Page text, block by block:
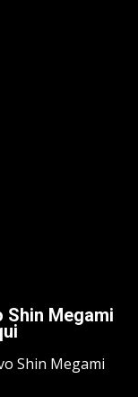
Megami
Shin Megami